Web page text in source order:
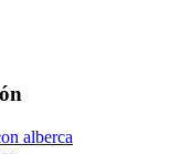
alberca